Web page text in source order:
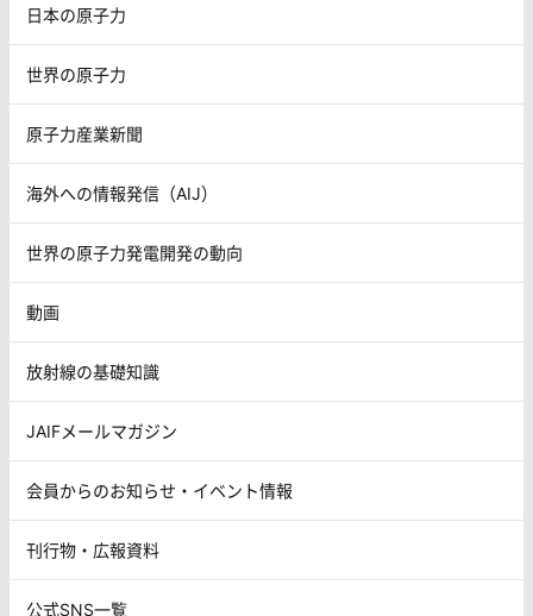
日本の原子力
世界の原子力
原子力産業新聞
海外への情報発信（AIJ）
世界の原子力発電開発の動向
動画
放射線の基礎知識
JAIFメールマガジン
会員からのお知らせ・イベント情報
刊行物・広報資料
公式SNS一覧